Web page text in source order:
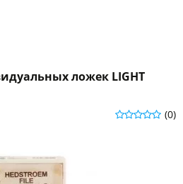
ложек LIGHT
(0)